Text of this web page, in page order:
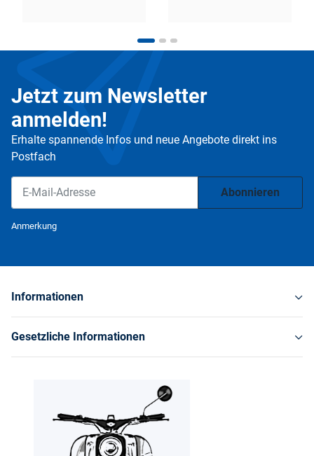
Jetzt zum Newsletter
anmelden!
Erhalte spannende Infos und neue Angebote direkt ins
Postfach
Abonnieren
Anmerkung
Informationen
Gesetzliche Informationen